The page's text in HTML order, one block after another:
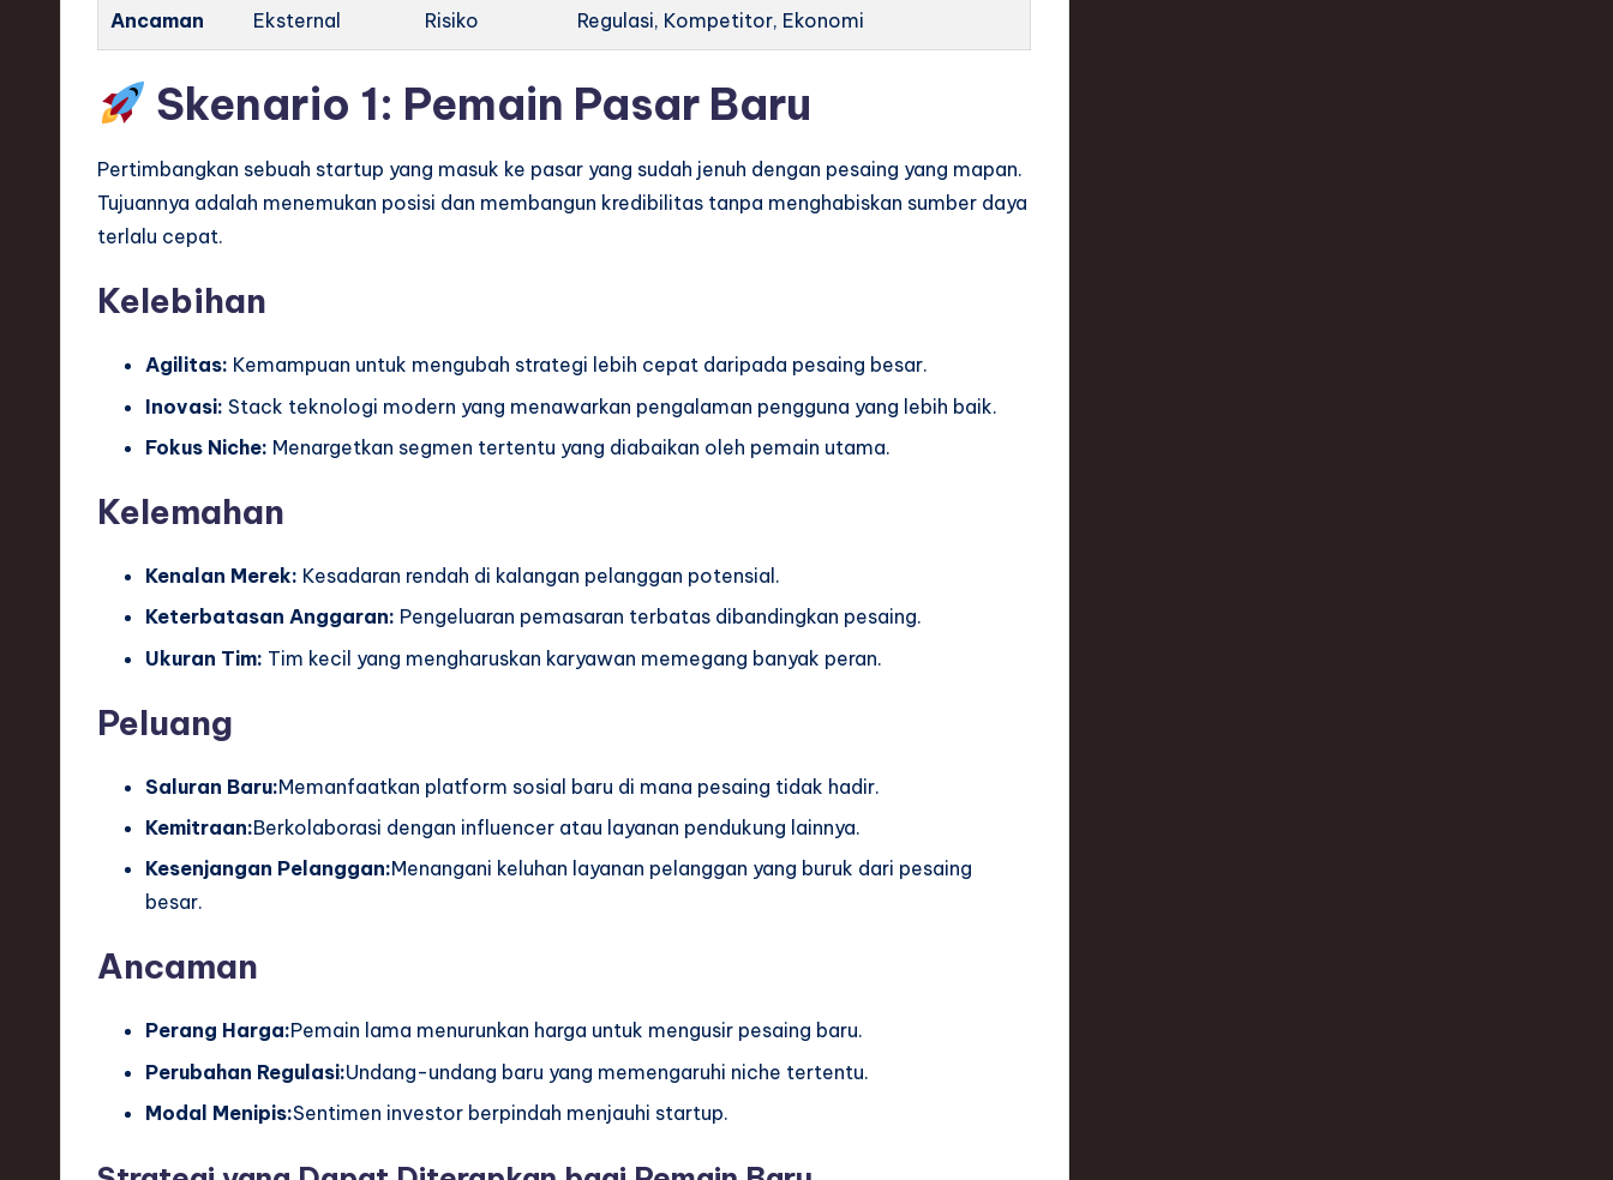
Ancaman Eksternal Risiko Regulasi, Kompetitor, Ekonomi
Skenario 1: Pemain Pasar Baru
Pertimbangkan sebuah startup yang masuk ke pasar yang sudah jenuh dengan pesaing yang mapan.
Tujuannya adalah menemukan posisi dan membangun kredibilitas tanpa menghabiskan sumber daya
terlalu cepat.
Kelebihan
Agilitas: Kemampuan untuk mengubah strategi lebih cepat daripada pesaing besar.
Inovasi: Stack teknologi modern yang menawarkan pengalaman pengguna yang lebih baik.
Fokus Niche: Menargetkan segmen tertentu yang diabaikan oleh pemain utama.
Kelemahan
Kenalan Merek: Kesadaran rendah di kalangan pelanggan potensial.
Keterbatasan Anggaran: Pengeluaran pemasaran terbatas dibandingkan pesaing.
Ukuran Tim: Tim kecil yang mengharuskan karyawan memegang banyak peran.
Peluang
Saluran Baru:Memanfaatkan platform sosial baru di mana pesaing tidak hadir.
Kemitraan:Berkolaborasi dengan influencer atau layanan pendukung lainnya.
Kesenjangan Pelanggan:Menangani keluhan layanan pelanggan yang buruk dari pesaing
besar.
Ancaman
Perang Harga:Pemain lama menurunkan harga untuk mengusir pesaing baru.
Perubahan Regulasi:Undang-undang baru yang memengaruhi niche tertentu.
Modal Menipis:Sentimen investor berpindah menjauhi startup.